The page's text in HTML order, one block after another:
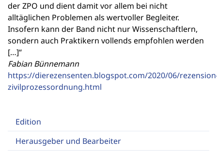
Edition
Herausgeber und Bearbeiter
der ZPO und dient damit vor allem bei nicht
alltäglichen Problemen als wertvoller Begleiter.
Insofern kann der Band nicht nur Wissenschaftlern,
sondern auch Praktikern vollends empfohlen werden
[…]“
Fabian Bünnemann
https://dierezensenten.blogspot.com/2020/06/
zivilprozessordnung.html